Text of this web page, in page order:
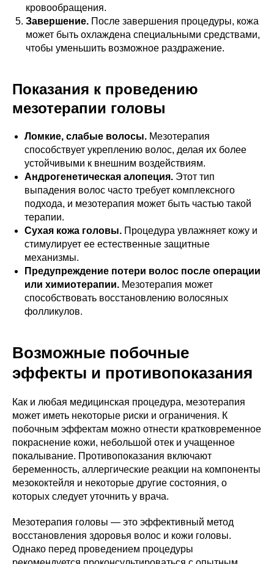
кровообращения.
Завершение. После завершения процедуры, кожа
может быть охлаждена специальными средствами,
чтобы уменьшить возможное раздражение.
Показания к проведению
мезотерапии головы
Ломкие, слабые волосы. Мезотерапия
способствует укреплению волос, делая их более
устойчивыми к внешним воздействиям.
Андрогенетическая алопеция. Этот тип
выпадения волос часто требует комплексного
подхода, и мезотерапия может быть частью такой
терапии.
Сухая кожа головы. Процедура увлажняет кожу и
стимулирует ее естественные защитные
механизмы.
Предупреждение потери волос после операции
или химиотерапии. Мезотерапия может
способствовать восстановлению волосяных
фолликулов.
Возможные побочные
эффекты и противопоказания
Как и любая медицинская процедура, мезотерапия
может иметь некоторые риски и ограничения. К
побочным эффектам можно отнести кратковременное
покраснение кожи, небольшой отек и учащенное
покалывание. Противопоказания включают
беременность, аллергические реакции на компоненты
мезококтейля и некоторые другие состояния, о
которых следует уточнить у врача.
Мезотерапия головы — это эффективный метод
восстановления здоровья волос и кожи головы.
Однако перед проведением процедуры